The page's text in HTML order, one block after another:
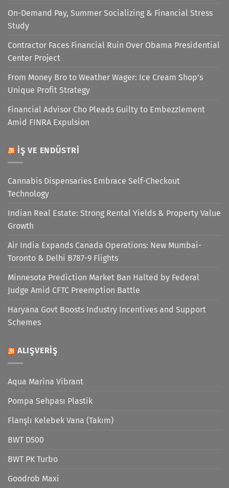
On-Demand Pay, Summer Socializing & Financial Stress
Study
Contractor Faces Financial Ruin Over Obama Presidential
Center Project
From Money Bro to Weather Wager: Ice Cream Shop’s
Unique Profit Strategy
Financial Advisor Cho Pleads Guilty to Embezzlement
Amid FINRA Expulsion
İŞ VE ENDÜSTRI
Cannabis Dispensaries Embrace Self-Checkout
Technology
Indian Real Estate: Strong Rental Yields & Property Value
Growth
Air India Expands Canada Operations: New Mumbai-
Toronto & Delhi B787-9 Flights
Minnesota Prediction Market Ban Halted by Federal
Judge Amid CFTC Preemption Battle
Haryana Govt Boosts Industry Incentives and Support
Schemes
ALIŞVERIŞ
Aqua Marina Vibrant
Pompa Sehpası Plastik
Flanşlı Kelebek Vana (Takım)
BWT D500
BWT PK Turbo
Goodrob Maxi